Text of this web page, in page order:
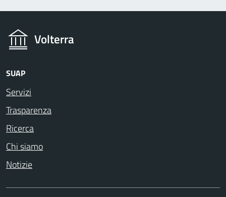
Volterra
SUAP
Servizi
Trasparenza
Ricerca
Chi siamo
Notizie